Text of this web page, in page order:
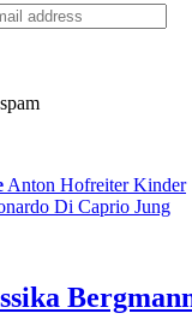
Anton Hofreiter Kinder
Di Caprio Jung